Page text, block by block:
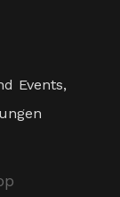
Events,